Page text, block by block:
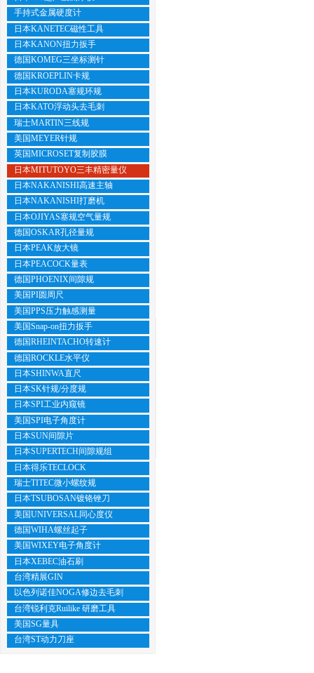
手持式金属硬度计
日本KANETEC磁性工具
日本KANON扭力扳手
德国KOMEG三坐标测针
德国KROEPLIN卡规
日本KURODA塞规环规
日本KATO浮动头去毛刺
瑞士MARTIN三线规
美国MEYER针规
英国MICROSET复制胶膜
日本MITUTOYO三丰精密量仪
日本NAKANISHI高速主轴
日本NAKANISHI打磨机
日本OJIYAS塞规空气量规
德国OSKAR孔径量规
日本PEAK放大镜
日本PEACOCK量表
德国PHOENIX间隙规
美国PI圆周尺
美国PPS压力触感测量
美国Snap-on扭力扳手
德国RHEINTACHO转速计
德国ROCKLE水平仪
日本SHINWA直尺
日本SK针规/分度规
日本SPI工业内窥镜
美国SPI电子角度计
日本SUN间隙片
日本SUPERTECH间隙规组
日本得乐TECLOCK
瑞士TITEC微小螺纹规
日本TSUBOSAN镀铬锉刀
美国UNIVERSAL同心度仪
德国WIHA螺丝起子
美国WIXEY电子角度计
日本XEBEC油石刷
台湾精展GIN
以色列诺佳NOGA修边去毛刺
台湾锐利克Ruilike 研磨工具
美国SG量具
台湾ST动力刀座